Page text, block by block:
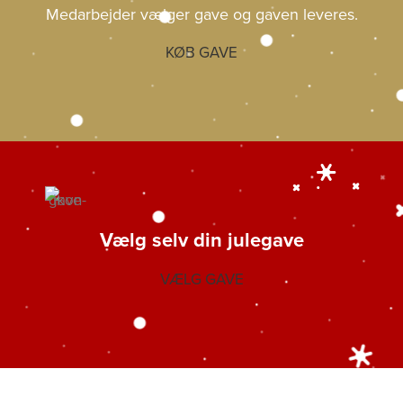
Medarbejder vælger gave og gaven leveres.
KØB GAVE
Vælg selv din julegave
VÆLG GAVE